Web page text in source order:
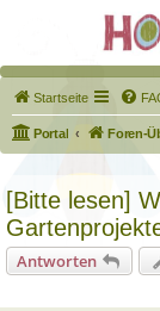
Startseite
Portal Foren-
[Bitte lesen]
Antworten